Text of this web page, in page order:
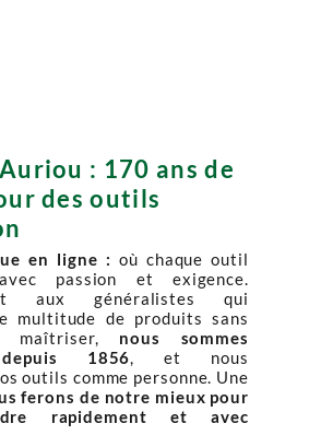
: 170 ans de
des outils
en ligne : où chaque outil
passion et exigence.
aux généralistes qui
multitude de produits sans
maîtriser, nous sommes
1856, et nous
outils comme personne. Une
ferons de notre mieux pour
rapidement et avec